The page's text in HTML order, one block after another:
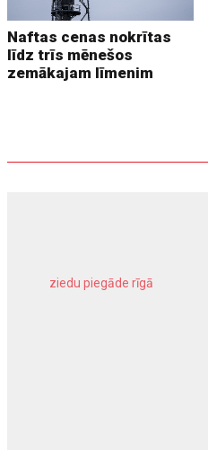
Naftas cenas nokrītas
līdz trīs mēnešos
zemākajam līmenim
ziedu piegāde rīgā